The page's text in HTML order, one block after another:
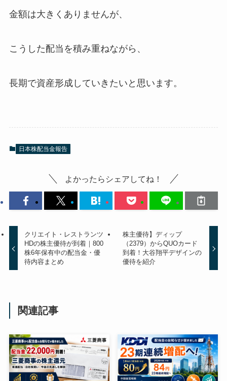
金額は大きくありませんが、
こうした配当を積み重ねながら、
長期で資産形成していきたいと思います。
日本株配当金報告
よかったらシェアしてね！
クリエイト・レストランツ
HDの株主優待が到着｜800
株6年保有中の配当金・優
待内容まとめ
株主優待】ディップ
（2379）からQUOカード
到着！大谷翔平デザインの
優待を紹介
関連記事